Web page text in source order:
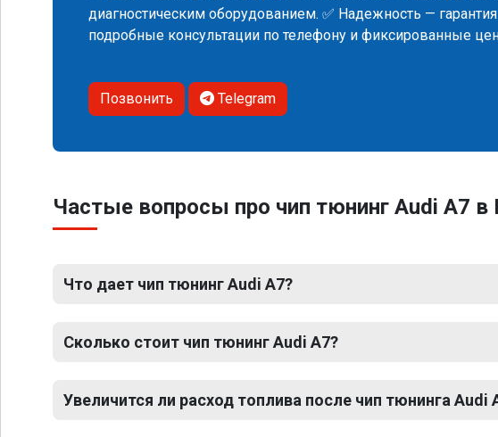
диагностическим оборудованием. ✅ Надежность —
подробные консультации по телефону и фиксированные
Позвонить Telegram
Частые вопросы про чип тюнинг Audi A7
Что дает чип тюнинг Audi A7?
Сколько стоит чип тюнинг Audi A7?
Увеличится ли расход топлива после чип тюнинга Audi